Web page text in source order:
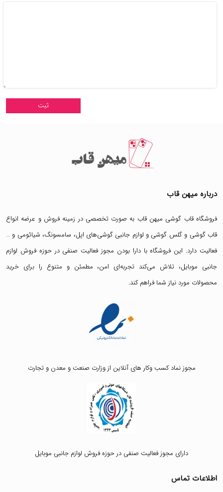
درباره میهن قاب
فروشگاه قاب گوشی میهن قاب به صورت تخصصی در زمینه فروش و عرضه انواع
قاب گوشی وگلس گوشی و لوازم جانبی گوشی‌های اپل، سامسونگ، شیائومی و …
فعالیت دارد. این فروشگاه با دارا بودن مجوز فعالیت صنفی در حوزه فروش لوازم
جانبی موبایل، تلاش می‌کند تجربه‌ای امن، مطمئن و متنوع را برای خرید
محصولات مورد نیاز شما فراهم کند.
مجوز نماد کسب وکار های آنلاین از وزارت صنعت و معدن و تجارت
دارای مجوز فعالیت صنفی در حوزه فروش لوازم جانبی موبایل
اطلاعات تماس